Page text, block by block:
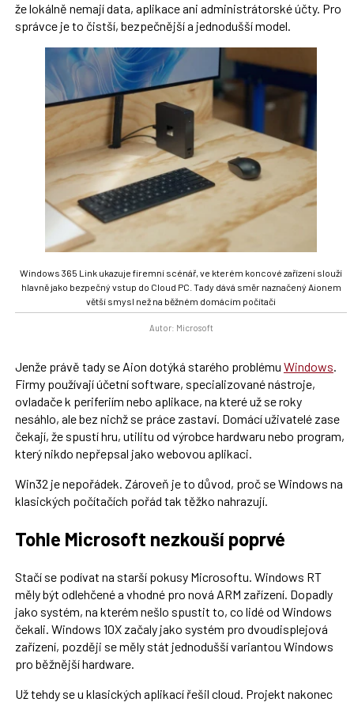
že lokálně nemají data, aplikace ani administrátorské účty. Pro
správce je to čistší, bezpečnější a jednodušší model.
Windows 365 Link ukazuje firemní scénář, ve kterém koncové zařízení slouží
hlavně jako bezpečný vstup do Cloud PC. Tady dává směr naznačený Aionem
větší smysl než na běžném domácím počítači
Autor: Microsoft
Jenže právě tady se Aion dotýká starého problému Windows.
Firmy používají účetní software, specializované nástroje,
ovladače k periferiím nebo aplikace, na které už se roky
nesáhlo, ale bez nichž se práce zastaví. Domácí uživatelé zase
čekají, že spustí hru, utilitu od výrobce hardwaru nebo program,
který nikdo nepřepsal jako webovou aplikaci.
Win32 je nepořádek. Zároveň je to důvod, proč se Windows na
klasických počítačích pořád tak těžko nahrazují.
Tohle Microsoft nezkouší poprvé
Stačí se podívat na starší pokusy Microsoftu. Windows RT
měly být odlehčené a vhodné pro nová ARM zařízení. Dopadly
jako systém, na kterém nešlo spustit to, co lidé od Windows
čekali. Windows 10X začaly jako systém pro dvoudisplejová
zařízení, později se měly stát jednodušší variantou Windows
pro běžnější hardware.
Už tehdy se u klasických aplikací řešil cloud. Projekt nakonec